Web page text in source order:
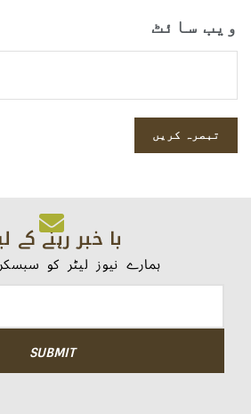
ویب‌ سائٹ
با خبر رہنے کے
ہمارے نیوز لیٹر کو